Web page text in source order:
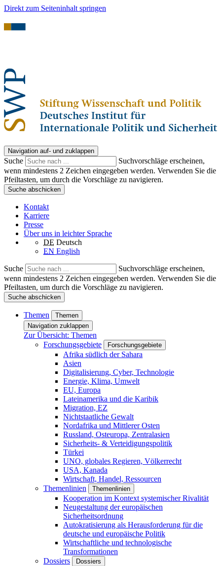
Direkt zum Seiteninhalt springen
Navigation auf- und zuklappen
Suche
Suchvorschläge erscheinen,
wenn mindestens 2 Zeichen eingegeben werden. Verwenden Sie die
Pfeiltasten, um durch die Vorschläge zu navigieren.
Suche abschicken
Kontakt
Karriere
Presse
Über uns in leichter Sprache
DE Deutsch
EN English
Suche
Suchvorschläge erscheinen,
wenn mindestens 2 Zeichen eingegeben werden. Verwenden Sie die
Pfeiltasten, um durch die Vorschläge zu navigieren.
Suche abschicken
Themen
Themen
Navigation zuklappen
Zur Übersicht: Themen
Forschungsgebiete
Forschungsgebiete
Afrika südlich der Sahara
Asien
Digitalisierung, Cyber, Technologie
Energie, Klima, Umwelt
EU, Europa
Lateinamerika und die Karibik
Migration, EZ
Nichtstaatliche Gewalt
Nordafrika und Mittlerer Osten
Russland, Osteuropa, Zentralasien
Sicherheits- & Verteidigungspolitik
Türkei
UNO, globales Regieren, Völkerrecht
USA, Kanada
Wirtschaft, Handel, Ressourcen
Themenlinien
Themenlinien
Kooperation im Kontext systemischer Rivalität
Neugestaltung der europäischen
Sicherheitsordnung
Autokratisierung als Herausforderung für die
deutsche und europäische Politik
Wirtschaftliche und technologische
Transformationen
Dossiers
Dossiers